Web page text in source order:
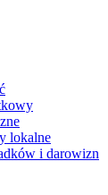
lokalne
i darowizn